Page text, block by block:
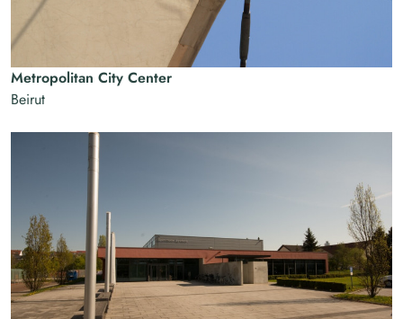
Metropolitan City Center
Beirut